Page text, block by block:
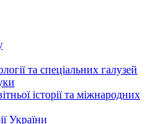
та спеціальних галузей
історії та міжнародних
України